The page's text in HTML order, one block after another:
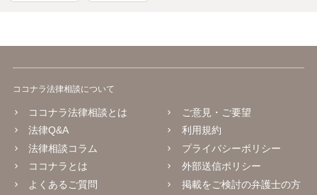
ココナラ法律相談について
ココナラ法律相談とは
法律Q&A
法律相談コラム
ココナラとは
よくあるご質問
ご意見・ご要望
利用規約
プライバシーポリシー
外部送信ポリシー
掲載をご検討の弁護士の方